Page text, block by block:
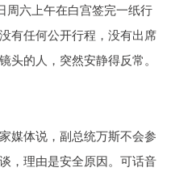
周六上午在白宫签完一纸行
有任何公开行程，没有出席
头的人，突然安静得反常。
媒体说，副总统万斯不会参
，理由是安全原因。可话音